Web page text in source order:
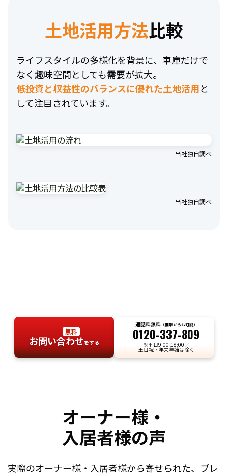
土地活用方法比較
ライフスタイルの多様化を背景に、車庫だけで
なく趣味空間としても需要が拡大。
低投資と収益性のバランスに優れた土地活用と
して注目されています。
当社独自調べ
当社独自調べ
お問い合わせをする
無料
通話料無料（携帯からも可能）
0120-337-809
※平日9:00-18:00／
土日祝・年末年始は除く
オーナー様・
入居者様の声
実際のオーナー様・入居者様から寄せられた、 プレ